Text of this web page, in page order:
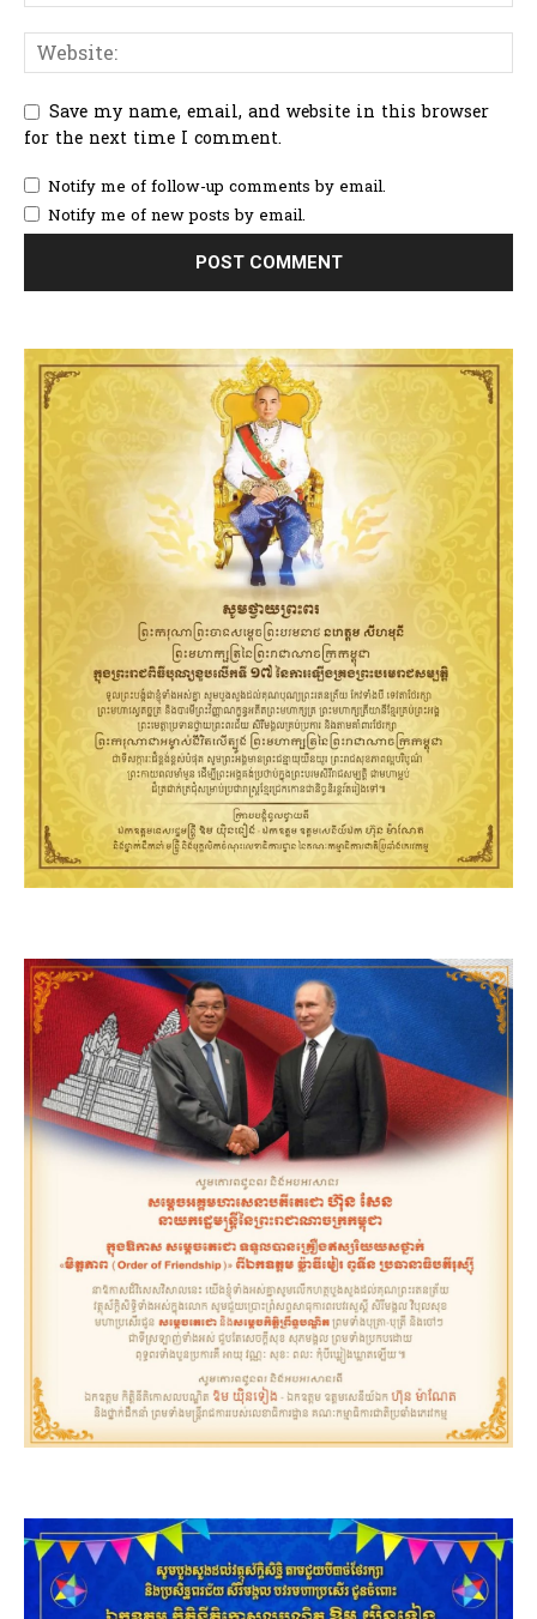
Save my name, email, and website in this browser
for the next time I comment.
Notify me of follow-up comments by email.
Notify me of new posts by email.